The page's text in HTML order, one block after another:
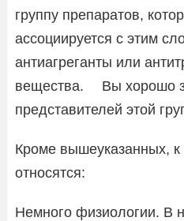
группу препаратов,
ассоциируется с этим
антиагреганты или
вещества. ⠀ Вы хорошо
представителей этой
Кроме вышеуказанных, к
относятся:
Немного физиологии. В